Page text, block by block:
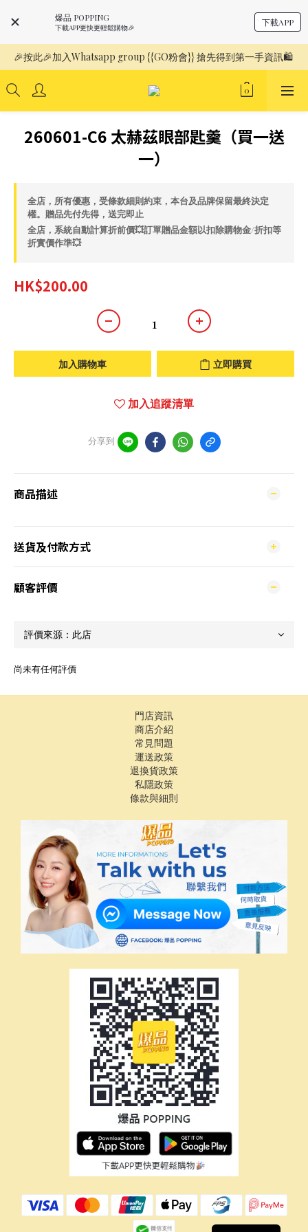
爆品 POPPING
下載APP更快更輕鬆購物🎉 下載APP
260601-C6 太赫茲眼部匙羹（買一送
一）
全店，所有優惠，受條款細則約束，本台及品牌保留最終決定
權。贈品先付先得，送完即止
全店，系統自動計算折前價💥訂單贈品金額以扣除購物金/折扣等
折實價作準💥
HK$200.00
加入購物車 立即購買
加入追蹤清單
分享到
商品描述
送貨及付款方式
顧客評價
尚未有任何評價
門店資訊
商店介紹
常見問題
運送政策
退換貨政策
私隱政策
條款與細則